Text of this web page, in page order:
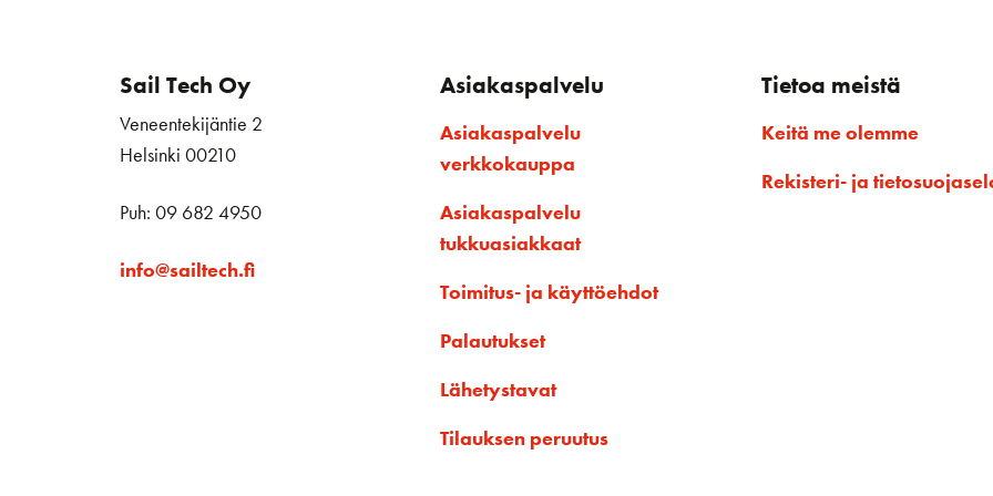
Sail Tech Oy
Veneentekijäntie 2
Helsinki 00210
Puh: 09 682 4950
info@sailtech.fi
Asiakaspalvelu
Asiakaspalvelu
verkkokauppa
Asiakaspalvelu
tukkuasiakkaat
Toimitus- ja käyttöehdot
Palautukset
Lähetystavat
Tilauksen peruutus
Tietoa meistä
Keitä me olemme
Rekisteri- ja